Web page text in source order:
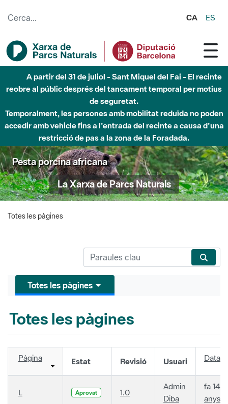
CA ES
A partir del 31 de juliol - Sant Miquel del Fai - El recinte
reobre al públic després del tancament temporal per motius
de seguretat.
Temporalment, les persones amb mobilitat reduïda no poden
accedir amb vehicle fins a l'entrada del recinte a causa d'una
restricció de pas a la zona de la Foradada.
Pesta porcina africana
La Xarxa de Parcs Naturals
Totes les pàgines
Totes les pàgines
Totes les pàgines
Pàgina Estat Revisió Usuari Data
L Aprovat 1.0
Admin
Diba
fa 14
anys